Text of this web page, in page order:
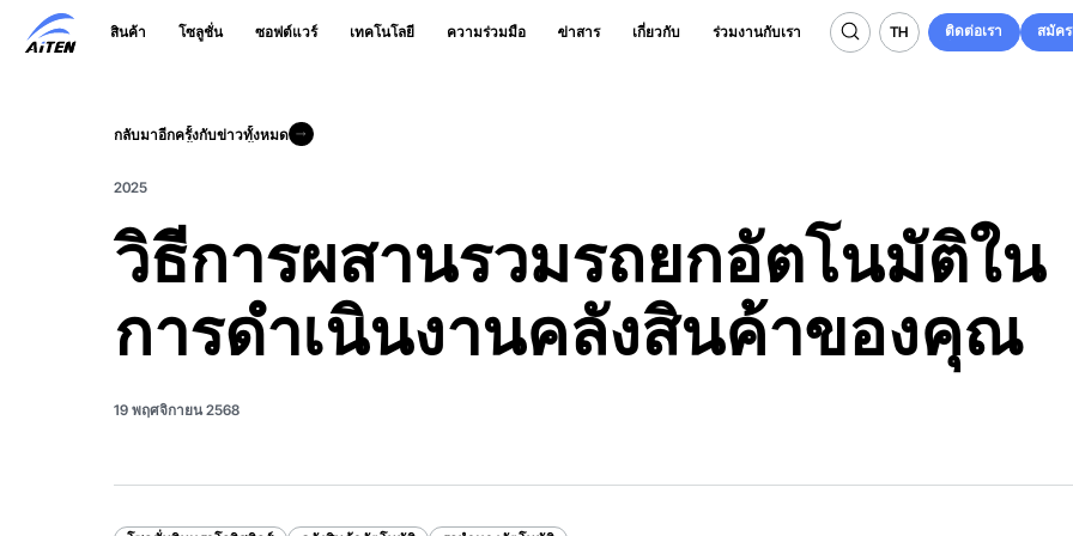
สินค้า โซลูชั่น ซอฟต์แวร์ เทคโนโลยี ความร่วมมือ ข่าสาร เกี่ยวกับ ร่วมงานกับเรา
TH
TH
ติดต่อเรา
ติดต่อเรา
สมัค
สมัค
กลับมาอีกครั้งกับข่าวทั้งหมด
2025
วิธีการผสานรวมรถยกอัตโนมัติใน
การดำเนินงานคลังสินค้าของคุณ
19 พฤศจิกายน 2568